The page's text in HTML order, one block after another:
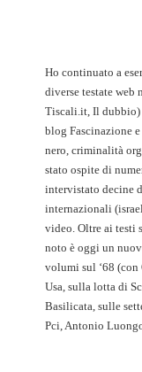
Ho continuato a
diverse testate web
Tiscali.it, Il
blog Fascinazione
nero, criminalità
stato ospite di
intervistato decine
internazionali
video. Oltre ai testi
noto è oggi un
volumi sul ‘68 (con
Usa, sulla lotta di
Basilicata, sulle
Pci, Antonio